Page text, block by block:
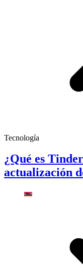
Tecnología
¿Qué es
actualización